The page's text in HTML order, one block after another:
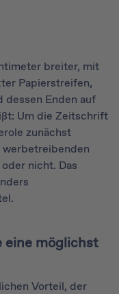
breiter, mit
Papierstreifen,
dessen Enden auf
Um die Zeitschrift
zunächst
nicht. Das
eine möglichst
Vorteil, der